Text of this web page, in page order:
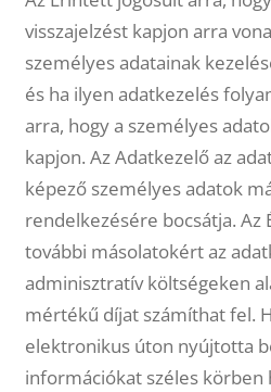
visszajelzést kapjon arra
személyes adatainak
és ha ilyen adatkezelés
arra, hogy a személyes
kapjon. Az Adatkezelő az
képező személyes adatok
rendelkezésére bocsátja.
további másolatokért az
adminisztratív költségeken
mértékű díjat számíthat fel.
elektronikus úton nyújtotta
információkat széles